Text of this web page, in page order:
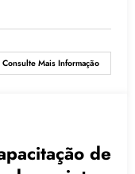
Consulte Mais Informação
de